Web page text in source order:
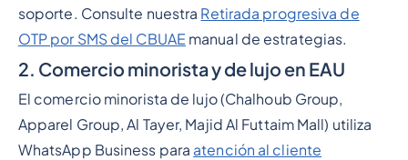
soporte. Consulte nuestra Retirada progresiva de
OTP por SMS del CBUAE manual de estrategias.
2. Comercio minorista y de lujo en EAU
El comercio minorista de lujo (Chalhoub Group,
Apparel Group, Al Tayer, Majid Al Futtaim Mall) utiliza
WhatsApp Business para atención al cliente